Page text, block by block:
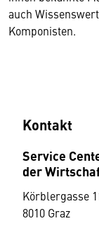
auch
Komponisten.
Kontakt
Service
der
Körblergasse
8010 Graz